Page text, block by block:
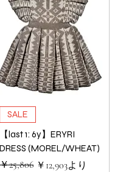
SALE
【last 1: 6y】ERYRI
DRESS (MOREL/WHEAT)
通常価格
￥25,806 ￥12,903より
セール価格